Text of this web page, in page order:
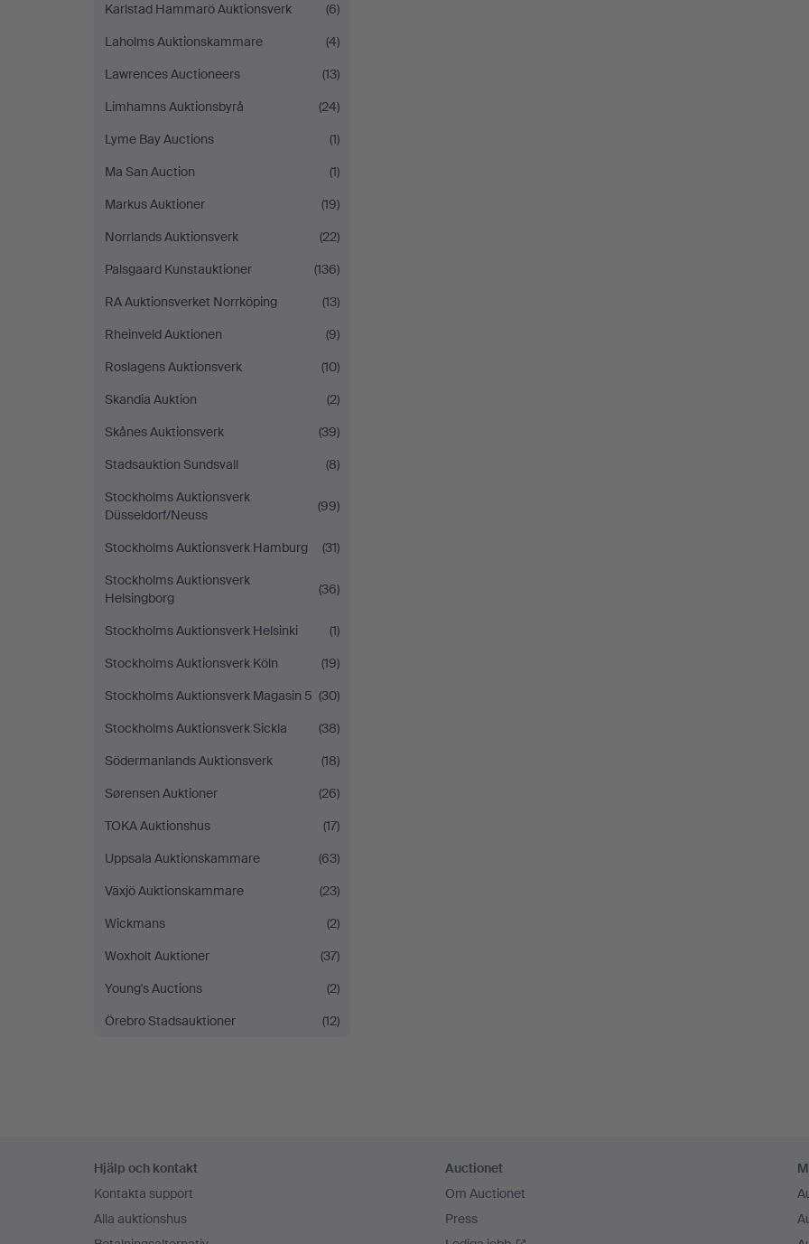
Karlstad Hammarö Auktionsverk
(6)
Laholms Auktionskammare
(4)
Lawrences Auctioneers
(13)
Limhamns Auktionsbyrå
(24)
Lyme Bay Auctions
(1)
Ma San Auction
(1)
Markus Auktioner
(19)
Norrlands Auktionsverk
(22)
Palsgaard Kunstauktioner
(136)
RA Auktionsverket Norrköping
(13)
Rheinveld Auktionen
(9)
Roslagens Auktionsverk
(10)
Skandia Auktion
(2)
Skånes Auktionsverk
(39)
Stadsauktion Sundsvall
(8)
Stockholms Auktionsverk
Düsseldorf/Neuss
(99)
Stockholms Auktionsverk Hamburg
(31)
Stockholms Auktionsverk
Helsingborg
(36)
Stockholms Auktionsverk Helsinki
(1)
Stockholms Auktionsverk Köln
(19)
Stockholms Auktionsverk Magasin 5 (30)
Stockholms Auktionsverk Sickla
(38)
Södermanlands Auktionsverk
(18)
Sørensen Auktioner
(26)
TOKA Auktionshus
(17)
Uppsala Auktionskammare
(63)
Växjö Auktionskammare
(23)
Wickmans
(2)
Woxholt Auktioner
(37)
Young's Auctions
(2)
Örebro Stadsauktioner
(12)
Hjälp och kontakt
Kontakta support
Alla auktionshus
Auctionet
Om Auctionet
Press